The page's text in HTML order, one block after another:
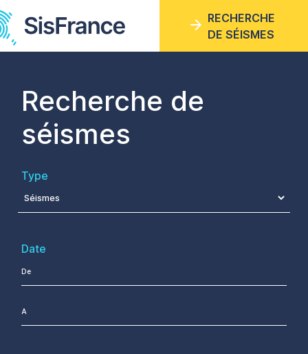
Aller
au
contenu
RECHERCHE
DE SÉISMES
Recherche de
séismes
Type
Date